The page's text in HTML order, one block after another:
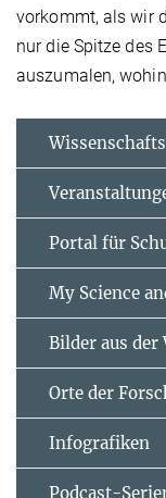
vorkommt, als wir
nur die Spitze des
auszumalen,
Portal für
My Science
Bilder aus der
Orte der
Infografiken
Podcast-